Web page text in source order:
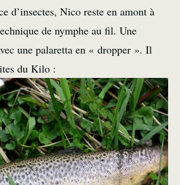
d’insectes, Nico reste en amont à
de nymphe au fil. Une
une palaretta en « dropper ». Il
du Kilo :